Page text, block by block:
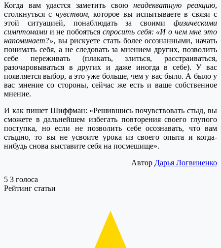
Когда вам удастся заметить своюнеадекватную реакцию,
столкнуться с чувством, которое вы испытываете в связи с
этой ситуацией, понаблюдать за своими физическими
симптомами и не побояться спросить себя: «И о чем мне это
напоминает?», вы рискуете стать более осознанными, начать
понимать себя, а не следовать за мнением других, позволить
себе переживать (плакать, злиться, расстраиваться,
разочаровываться в других и даже иногда в себе). У вас
появляется выбор, а это уже больше, чем у вас было. А было у
вас мнение со стороны, сейчас же есть и ваше собственное
мнение.
И как пишет Шиффман: «Решившись почувствовать стыд, вы
сможете в дальнейшем избегать повторения своего глупого
поступка, но если не позволить себе осознавать, что вам
стыдно, то вы не усвоите урока из своего опыта и когда-
нибудь снова выставите себя на посмешище».
Автор Дарья Логвиненко
5 3 голоса
Рейтинг статьи